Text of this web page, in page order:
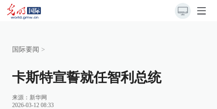
国际要闻 >
卡斯特宣誓就任智利总统
来源： 新华网
2026-03-12 08:33